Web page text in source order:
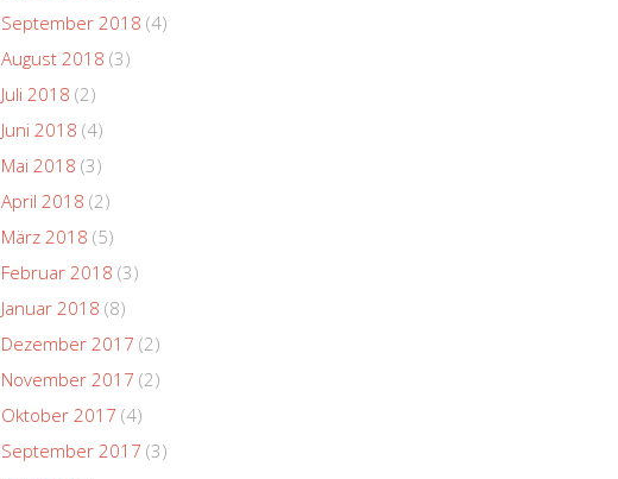
September 2018 (4)
August 2018 (3)
Juli 2018 (2)
Juni 2018 (4)
Mai 2018 (3)
April 2018 (2)
März 2018 (5)
Februar 2018 (3)
Januar 2018 (8)
Dezember 2017 (2)
November 2017 (2)
Oktober 2017 (4)
September 2017 (3)